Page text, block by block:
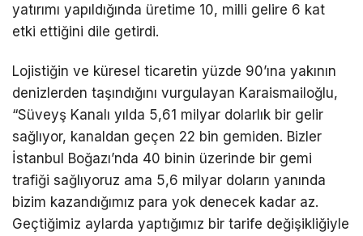
yatırımı yapıldığında üretime 10, milli gelire 6 kat
etki ettiğini dile getirdi.
Lojistiğin ve küresel ticaretin yüzde 90’ına yakının
denizlerden taşındığını vurgulayan Karaismailoğlu,
“Süveyş Kanalı yılda 5,61 milyar dolarlık bir gelir
sağlıyor, kanaldan geçen 22 bin gemiden. Bizler
İstanbul Boğazı’nda 40 binin üzerinde bir gemi
trafiği sağlıyoruz ama 5,6 milyar doların yanında
bizim kazandığımız para yok denecek kadar az.
Geçtiğimiz aylarda yaptığımız bir tarife değişikliğiyle